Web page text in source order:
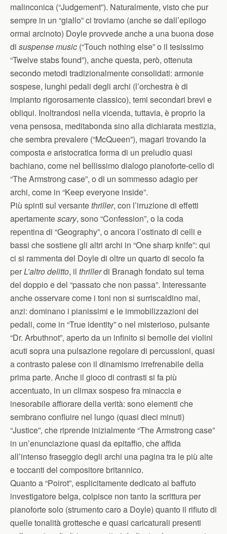
malinconica (“Judgement”). Naturalmente, visto che pur
sempre in un “giallo” ci troviamo (anche se dall’epilogo
ormai arcinoto) Doyle provvede anche a una buona dose
di suspense music (“Touch nothing else” o il tesissimo
“Twelve stabs found”), anche questa, però, ottenuta
secondo metodi tradizionalmente consolidati: armonie
sospese, lunghi pedali degli archi (l’orchestra è di
impianto rigorosamente classico), temi secondari brevi e
obliqui. Inoltrandosi nella vicenda, tuttavia, è proprio la
vena pensosa, meditabonda sino alla dichiarata mestizia,
che sembra prevalere (“McQueen”), magari trovando la
composta e aristocratica forma di un preludio quasi
bachiano, come nel bellissimo dialogo pianoforte-cello di
“The Armstrong case”, o di un sommesso adagio per
archi, come in “Keep everyone inside”.
Più spinti sul versantethriller, con l’irruzione di effetti
apertamentescary, sono “Confession”, o la coda
repentina di “Geography”, o ancora l’ostinato di celli e
bassi che sostiene gli altri archi in “One sharp knife”: qui
ci si rammenta del Doyle di oltre un quarto di secolo fa
perL’altro delitto, il thrillerdi Branagh fondato sul tema
del doppio e del “passato che non passa”. Interessante
anche osservare come i toni non si surriscaldino mai,
anzi: dominano i pianissimi e le immobilizzazioni dei
pedali, come in “True identity” o nel misterioso, pulsante
“Dr. Arbuthnot”, aperto da un infinito si bemolle dei violini
acuti sopra una pulsazione regolare di percussioni, quasi
a contrasto palese con il dinamismo irrefrenabile della
prima parte. Anche il gioco di contrasti si fa più
accentuato, in un climax sospeso fra minaccia e
inesorabile affiorare della verità: sono elementi che
sembrano confluire nel lungo (quasi dieci minuti)
“Justice”, che riprende inizialmente “The Armstrong case”
in un’enunciazione quasi da epitaffio, che affida
all’intenso fraseggio degli archi una pagina tra le più alte
e toccanti del compositore britannico.
Quanto a “Poirot”, esplicitamente dedicato al baffuto
investigatore belga, colpisce non tanto la scrittura per
pianoforte solo (strumento caro a Doyle) quanto il rifiuto di
quelle tonalità grottesche e quasi caricaturali presenti